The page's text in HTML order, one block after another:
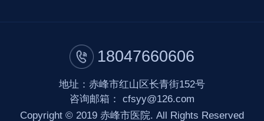
18047660606
地址：赤峰市红山区长青街152号
咨询邮箱： cfsyy@126.com
Copyright © 2019 赤峰市医院. All Rights Reserved